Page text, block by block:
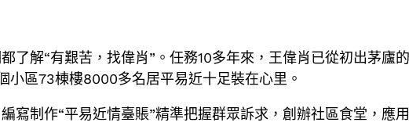
了解“有艱苦，找偉肖”。任務10多年來，王偉肖已從初出茅廬
區73棟樓8000多名居平易近十足裝在心里。
寫制作“平易近情臺賬”精準把握群眾訴求，創辦社區食堂，應